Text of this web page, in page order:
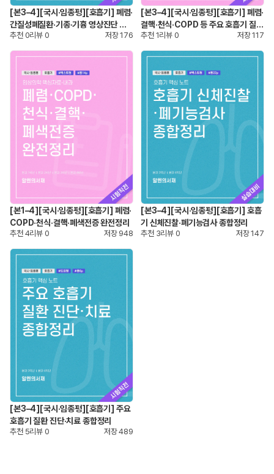
[본3–4][국시·임종평][호흡기] 폐렴·
간질성폐질환·기종·기흉 영상진단 총
정리
추천 0리뷰 0 저장176
[본3–4][국시·임종평][호흡기] 폐렴·
결핵·천식·COPD 등 주요 호흡기 질환
총정리
추천 1리뷰 0 저장117
[본1–4][국시·임종평][호흡기] 폐렴·
COPD·천식·결핵·폐색전증 완전정리
추천 4리뷰 0 저장 948
[본3–4][국시·임종평][호흡기] 호흡
기 신체진찰·폐기능검사 종합정리
추천 3리뷰 0 저장147
[본3–4][국시·임종평][호흡기] 주요
호흡기 질환 진단·치료 종합정리
추천 5리뷰 0 저장489